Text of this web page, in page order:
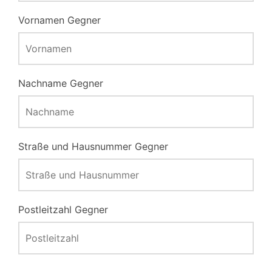
Vornamen Gegner
Nachname Gegner
Straße und Hausnummer Gegner
Postleitzahl Gegner